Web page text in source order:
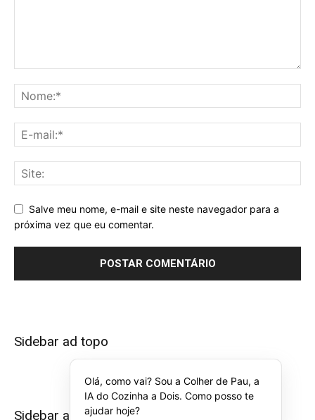
Salve meu nome, e-mail e site neste navegador para a
próxima vez que eu comentar.
Sidebar ad topo
Sidebar ad bottom
Olá, como vai? Sou a Colher de Pau, a
IA do Cozinha a Dois. Como posso te
ajudar hoje?